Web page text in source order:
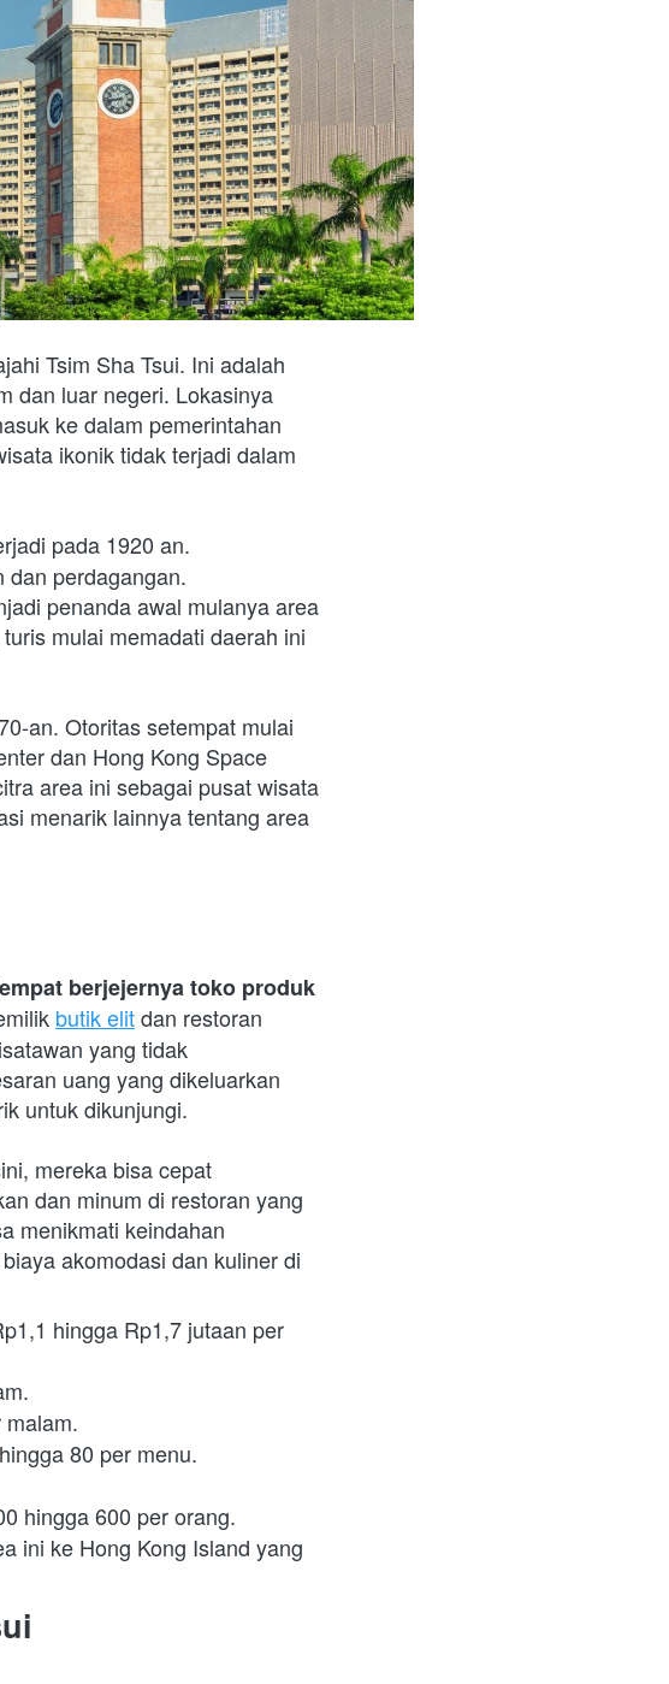
Tsim Sha Tsui. Ini adalah
dan luar negeri. Lokasinya
ke dalam pemerintahan
ikonik tidak terjadi dalam
pada 1920 an.
dan perdagangan.
penanda awal mulanya area
mulai memadati daerah ini
an. Otoritas setempat mulai
dan Hong Kong Space
area ini sebagai pusat wisata
menarik lainnya tentang area
butik elit dan restoran
yang tidak
uang yang dikeluarkan
untuk dikunjungi.
mereka bisa cepat
dan minum di restoran yang
menikmati keindahan
akomodasi dan kuliner di
hingga Rp1,7 jutaan per
80 per menu.
hingga 600 per orang.
ini ke Hong Kong Island yang